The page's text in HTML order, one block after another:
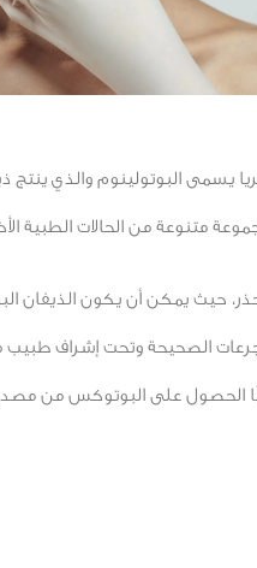
يسمى البوتولينوم والذي
متنوعة من الحالات الطبية
حيث يمكن أن يكون الذيفان
الصحيحة وتحت إشراف طبيب
الحصول على البوتوكس من